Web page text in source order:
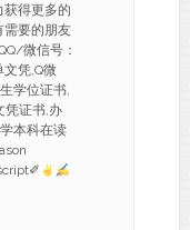
获得更多的
需要的朋友
微信号：
文凭,Q微
学位证书,
凭证书,办
本科在读